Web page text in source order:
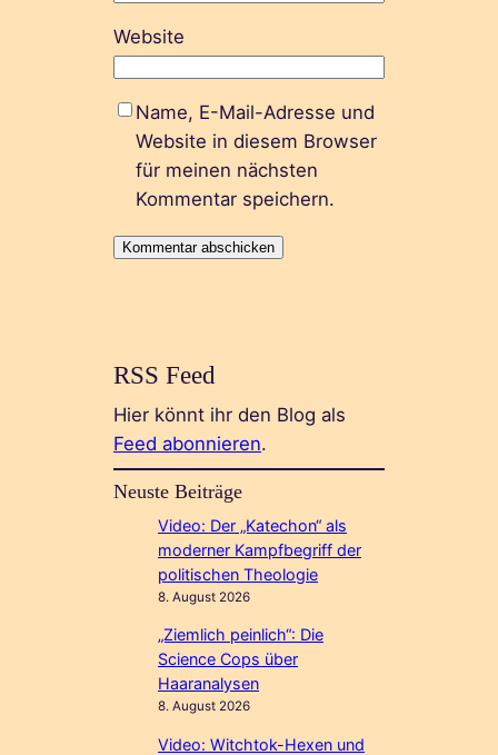
Website
Name, E-Mail-Adresse und
Website in diesem Browser
für meinen nächsten
Kommentar speichern.
RSS Feed
Hier könnt ihr den Blog als
Feed abonnieren.
Neuste Beiträge
Video: Der „Katechon“ als
moderner Kampfbegriff der
politischen Theologie
8. August 2026
„Ziemlich peinlich“: Die
Science Cops über
Haaranalysen
8. August 2026
Video: Witchtok-Hexen und